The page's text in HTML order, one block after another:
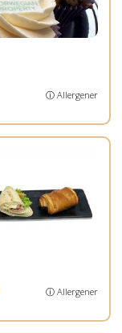
ⓘ Allergener
ⓘ Allergener